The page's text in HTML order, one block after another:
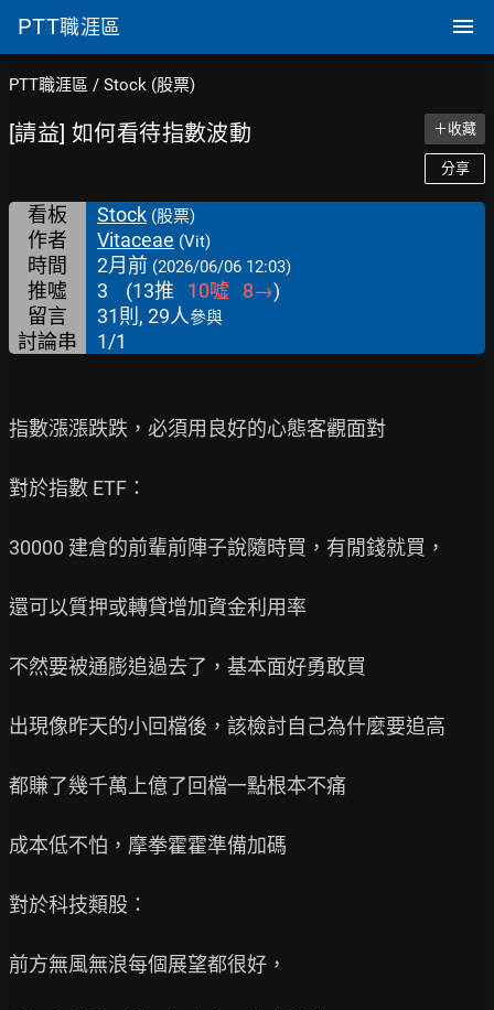
PTT職涯區
PTT職涯區 / Stock (股票)
[請益] 如何看待指數波動 ＋收藏
分享
看板 Stock (股票)
作者 Vitaceae (Vit)
時間 2月前 (2026/06/06 12:03)
推噓 3 (13推 10噓 8→)
留言
31則, 29人參與
討論串 1/1
指數漲漲跌跌，必須用良好的心態客觀面對
對於指數 ETF：
30000 建倉的前輩前陣子說隨時買，有閒錢就買，
還可以質押或轉貸增加資金利用率
不然要被通膨追過去了，基本面好勇敢買
出現像昨天的小回檔後，該檢討自己為什麼要追高
都賺了幾千萬上億了回檔一點根本不痛
成本低不怕，摩拳霍霍準備加碼
對於科技類股：
前方無風無浪每個展望都很好，